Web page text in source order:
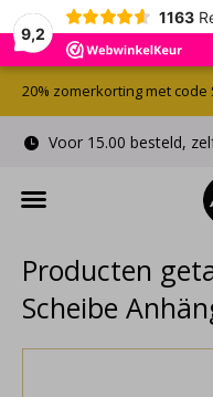
9,2
1163
Voor 15.00 besteld,
20% zomerkorting met code
Producten
Scheibe